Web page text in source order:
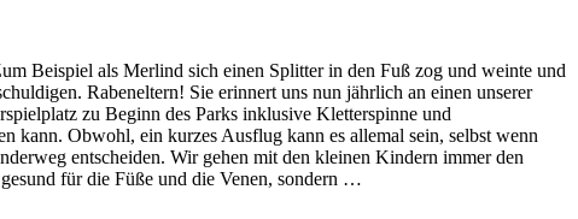
Beispiel als Merlind sich einen Splitter in den Fuß zog und weinte und
Rabeneltern! Sie erinnert uns nun jährlich an einen unserer
zu Beginn des Parks inklusive Kletterspinne und
kann. Obwohl, ein kurzes Ausflug kann es allemal sein, selbst wenn
entscheiden. Wir gehen mit den kleinen Kindern immer den
für die Füße und die Venen, sondern …